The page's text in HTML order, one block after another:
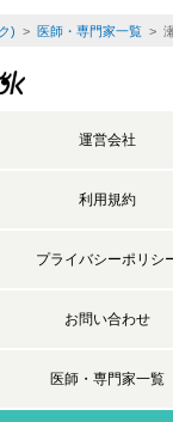
) > 医師・専門家一覧> 瀬
運営会社
利用規約
プライバシーポリシ
お問い合わせ
医師・専門家一覧